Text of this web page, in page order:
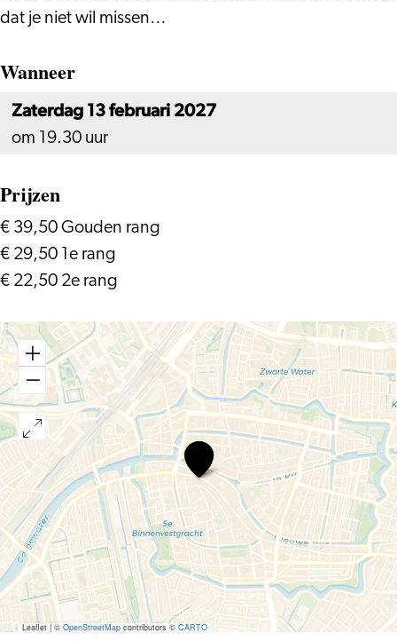
dat je niet wil missen…
Wanneer
Zaterdag 13 februari 2027
om 19.30 uur
Prijzen
€ 39,50 Gouden rang
€ 29,50 1e rang
€ 22,50 2e rang
Space
Academy
Live
met
André
Kuipers
Leaflet|©OpenStreetMapcontributors ©CARTO